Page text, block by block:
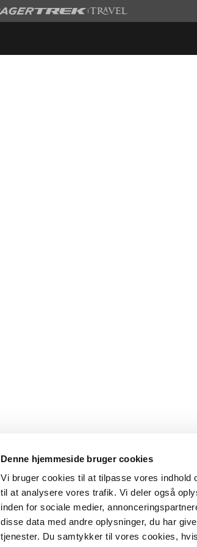
Denne hjemmeside bruger cookies
Vi bruger cookies til at tilpasse vores indhold
til at analysere vores trafik. Vi deler også
inden for sociale medier,
disse data med andre oplysninger, du har
tjenester. Du samtykker til vores cookies,